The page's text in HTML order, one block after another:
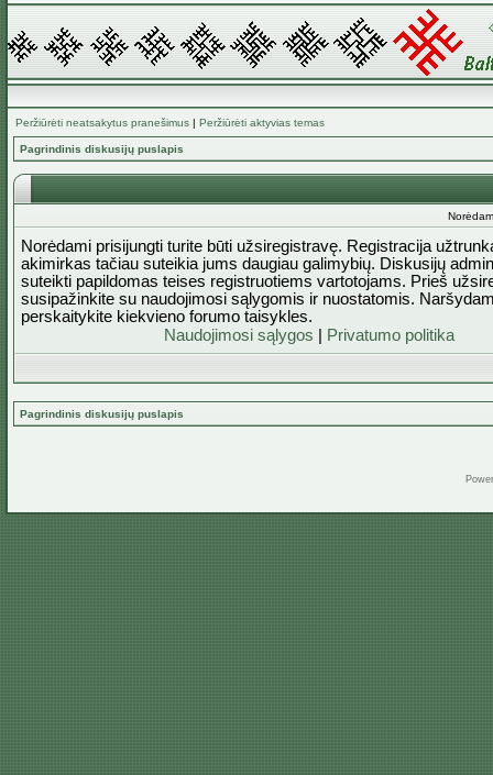
Peržiūrėti neatsakytus pranešimus | Peržiūrėti aktyvias temas
Pagrindinis diskusijų puslapis
Norėdami prisijungti turite būti užsiregistravę. Registracija
akimirkas tačiau suteikia jums daugiau galimybių. Diskusijų
suteikti papildomas teises registruotiems vartotojams. Prieš
susipažinkite su naudojimosi sąlygomis ir nuostatomis.
perskaitykite kiekvieno forumo taisykles.
Naudojimosi sąlygos
Privatumo politika
Pagrindinis diskusijų puslapis